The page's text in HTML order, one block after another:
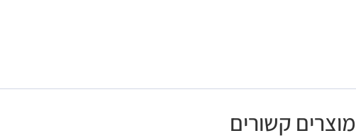
מוצרים קשורים